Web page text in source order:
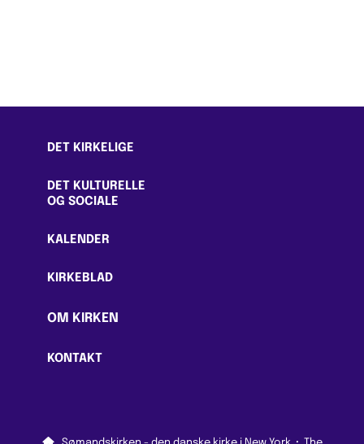
DET KIRKELIGE
DET KULTURELLE
OG SOCIALE
KALENDER
KIRKEBLAD
OM KIRKEN
KONTAKT
